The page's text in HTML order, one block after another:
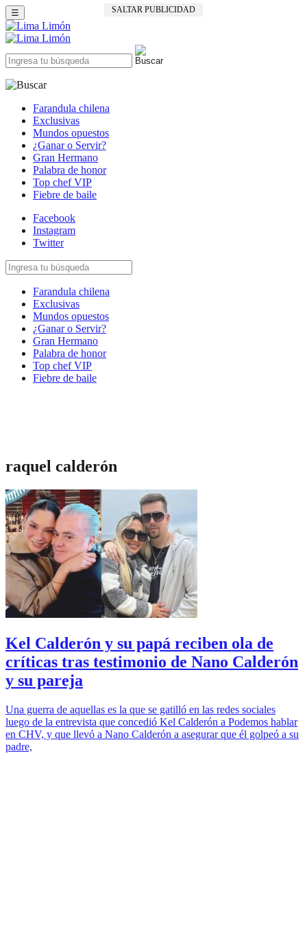
SALTAR PUBLICIDAD
☰
Farandula chilena
Exclusivas
Mundos opuestos
¿Ganar o Servir?
Gran Hermano
Palabra de honor
Top chef VIP
Fiebre de baile
Facebook
Instagram
Twitter
Farandula chilena
Exclusivas
Mundos opuestos
¿Ganar o Servir?
Gran Hermano
Palabra de honor
Top chef VIP
Fiebre de baile
raquel calderón
Kel Calderón y su papá reciben ola de
críticas tras testimonio de Nano Calderón
y su pareja
Una guerra de aquellas es la que se gatilló en las redes sociales
luego de la entrevista que concedió Kel Calderón a Podemos hablar
en CHV, y que llevó a Nano Calderón a asegurar que él golpeó a su
padre,